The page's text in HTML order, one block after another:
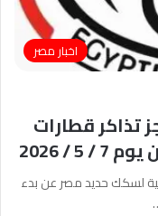
اخبار مصر
تذاكر قطارات
/ 2026
لسكك حديد مصر عن بدء